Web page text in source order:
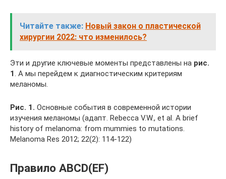
Читайте также: Новый закон о пластической
хирургии 2022: что изменилось?
Эти и другие ключевые моменты представлены на рис.
1. А мы перейдем к диагностическим критериям
меланомы.
Рис. 1. Основные события в современной истории
изучения меланомы (адапт. Rebecca V.W., et al. A brief
history of melanoma: from mummies to mutations.
Melanoma Res 2012; 22(2): 114-122)
Правило ABCD(EF)